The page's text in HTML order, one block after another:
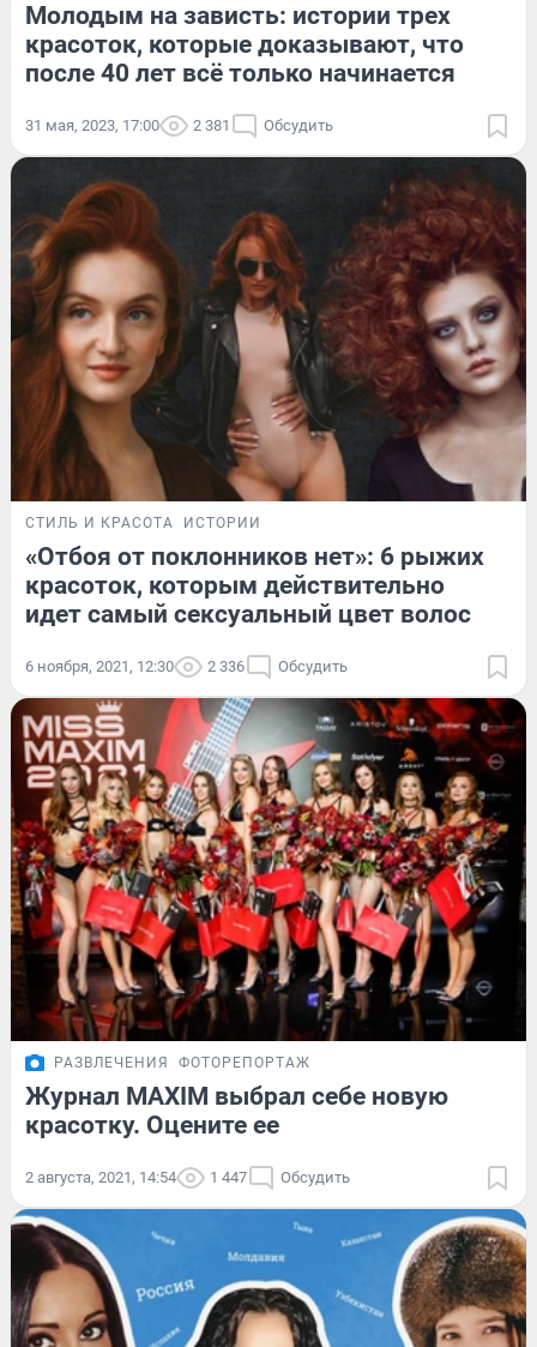
Молодым на зависть: истории трех
красоток, которые доказывают, что
после 40 лет всё только начинается
31 мая, 2023, 17:00 2 381 Обсудить
СТИЛЬ И КРАСОТА ИСТОРИИ
«Отбоя от поклонников нет»: 6 рыжих
красоток, которым действительно
идет самый сексуальный цвет волос
6 ноября, 2021, 12:30 2 336 Обсудить
РАЗВЛЕЧЕНИЯ ФОТОРЕПОРТАЖ
Журнал MAXIM выбрал себе новую
красотку. Оцените ее
2 августа, 2021, 14:54 1 447 Обсудить